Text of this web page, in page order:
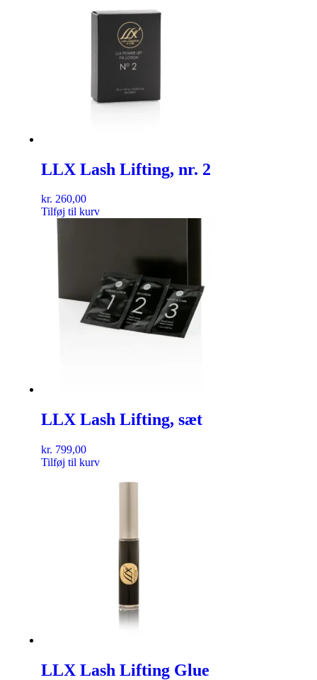
LLX Lash Lifting, nr. 2
kr. 260,00
Tilføj til kurv
LLX Lash Lifting, sæt
kr. 799,00
Tilføj til kurv
LLX Lash Lifting Glue